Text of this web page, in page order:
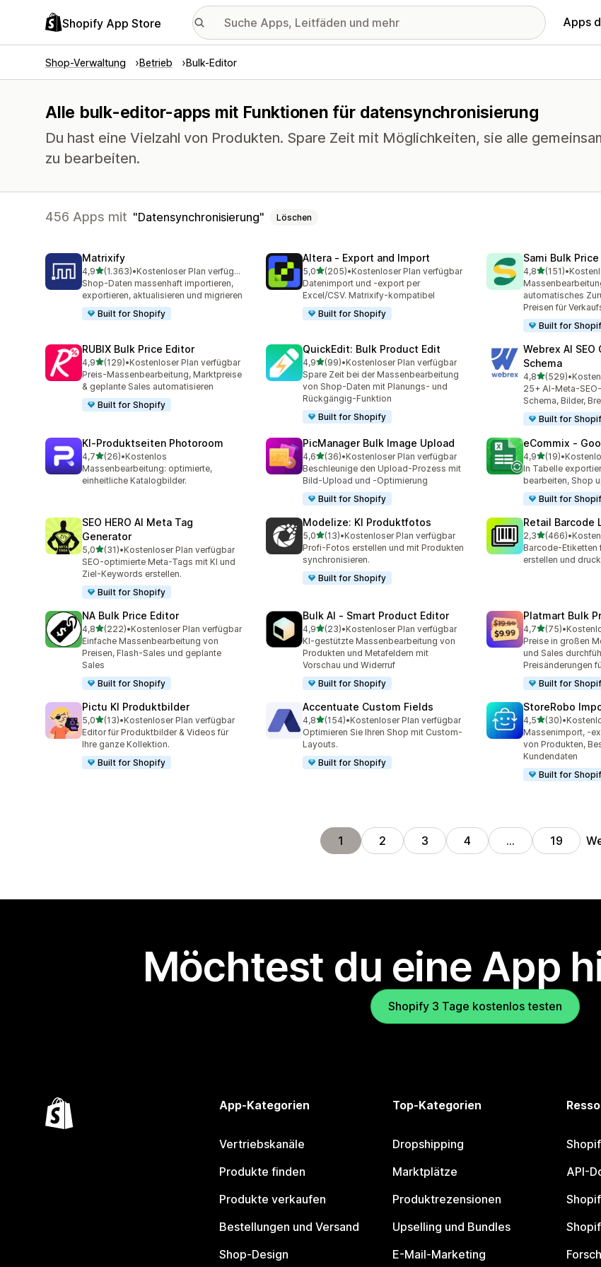
Shopify App Store Apps
Shop-Verwaltung Betrieb Bulk-Editor
Alle bulk-editor-apps mit Funktionen für datensynchronisierung
Du hast eine Vielzahl von Produkten. Spare Zeit mit Möglichkeiten, sie alle
zu bearbeiten.
456 Apps mit Datensynchronisierung Löschen
Matrixify
4,9von 5 Sternen
(1.363)
1363 Rezensionen insgesamt
•
Kostenloser Plan verfügbar
Shop-Daten massenhaft importieren,
exportieren, aktualisieren und migrieren
Built for Shopify
Altera ‑ Export and Import
5,0von 5 Sternen
(205)
205 Rezensionen insgesamt
•Kostenloser Plan verfügbar
Datenimport und -export per
Excel/CSV. Matrixify-kompatibel
Built for Shopify
Sami Bulk
4,8von 5 Sternen
(151)
151 Rezensionen
•
automatisches
Preisen für
Built for
RUBIX Bulk Price Editor
4,9von 5 Sternen
(129)
129 Rezensionen insgesamt
•Kostenloser Plan verfügbar
Preis-Massenbearbeitung, Marktpreise
& geplante Sales automatisieren
Built for Shopify
QuickEdit: Bulk Product Edit
4,9von 5 Sternen
(99)
99 Rezensionen insgesamt
•Kostenloser Plan verfügbar
Spare Zeit bei der Massenbearbeitung
von Shop-Daten mit Planungs- und
Rückgängig-Funktion
Built for Shopify
Webrex AI
Schema
4,8von 5 Sternen
(529)
529 Rezensionen
•
25+ AI-Meta-
Schema, Bilder,
Built for
KI‑Produktseiten Photoroom
4,7von 5 Sternen
(26)
26 Rezensionen insgesamt
•Kostenlos
Massenbearbeitung: optimierte,
einheitliche Katalogbilder.
PicManager Bulk Image Upload
4,6von 5 Sternen
(36)
36 Rezensionen insgesamt
•Kostenloser Plan verfügbar
Beschleunige den Upload-Prozess mit
Bild-Upload und -Optimierung
Built for Shopify
eCommix ‑
4,9von 5 Sternen
(19)
19 Rezensionen
•
In Tabelle
bearbeiten, Shop
Built for
SEO HERO AI Meta Tag
Generator
5,0von 5 Sternen
(31)
31 Rezensionen insgesamt
•Kostenloser Plan verfügbar
SEO-optimierte Meta-Tags mit KI und
Ziel-Keywords erstellen.
Built for Shopify
Modelize: KI Produktfotos
5,0von 5 Sternen
(13)
13 Rezensionen insgesamt
•Kostenloser Plan verfügbar
Profi-Fotos erstellen und mit Produkten
synchronisieren.
Built for Shopify
Retail Barcode
2,3von 5 Sternen
(466)
466 Rezensionen
•
Barcode-Etiketten
erstellen und
NA Bulk Price Editor
4,8von 5 Sternen
(222)
222 Rezensionen insgesamt
•Kostenloser Plan verfügbar
Einfache Massenbearbeitung von
Preisen, Flash-Sales und geplante
Sales
Built for Shopify
Bulk AI ‑ Smart Product Editor
4,9von 5 Sternen
(23)
23 Rezensionen insgesamt
•Kostenloser Plan verfügbar
KI-gestützte Massenbearbeitung von
Produkten und Metafeldern mit
Vorschau und Widerruf
Built for Shopify
Platmart Bulk
4,7von 5 Sternen
(75)
75 Rezensionen
•
Preise in großen
und Sales
Preisänderungen
Built for
Pictu KI Produktbilder
5,0von 5 Sternen
(13)
13 Rezensionen insgesamt
•Kostenloser Plan verfügbar
Editor für Produktbilder & Videos für
Ihre ganze Kollektion.
Built for Shopify
Accentuate Custom Fields
4,8von 5 Sternen
(154)
154 Rezensionen insgesamt
•Kostenloser Plan verfügbar
Optimieren Sie Ihren Shop mit Custom-
Layouts.
Built for Shopify
StoreRobo
4,5von 5 Sternen
(30)
30 Rezensionen
•
Massenimport, -
von Produkten,
Kundendaten
Built for
1 2 3 4 … 19
Möchtest du eine App
Shopify 3 Tage kostenlos testen
App-Kategorien
Vertriebskanäle
Produkte finden
Produkte verkaufen
Bestellungen und Versand
Shop-Design
Top-Kategorien
Dropshipping
Marktplätze
Produktrezensionen
Upselling und Bundles
E-Mail-Marketing
API-